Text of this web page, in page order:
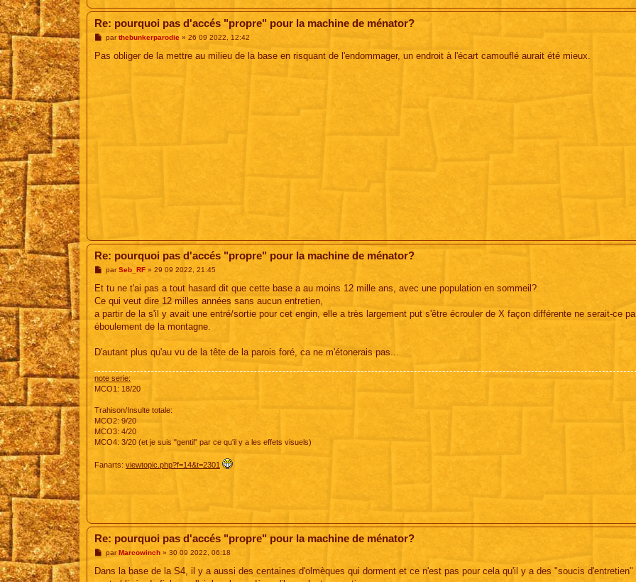
Re: pourquoi pas d'accés "propre" pour la machine de ménator?
M
s
parthebunkerparodie» 26 09 2022, 12:42
Pas obliger de la mettre au milieu de la base en risquant de l'endommager, un endroit à l'écart camouflé aurait été mieux.
Re: pourquoi pas d'accés "propre" pour la machine de ménator?
M
s
a
g
e
parSeb_RF» 29 09 2022, 21:45
Et tu ne t'ai pas a tout hasard dit que cette base a au moins 12 mille ans, avec une population en sommeil?
Ce qui veut dire 12 milles années sans aucun entretien,
a partir de la s'il y avait une entré/sortie pour cet engin, elle a très largement put s'être écrouler de X façon différente ne serait-ce
éboulement de la montagne.
D'autant plus qu'au vu de la tête de la parois foré, ca ne m'étonerais pas...
note serie:
MCO1: 18/20
Trahison/Insulte totale:
MCO2: 9/20
MCO3: 4/20
MCO4: 3/20 (et je suis "gentil" par ce qu'il y a les effets visuels)
Fanarts: viewtopic.php?f=14&t=2301
Re: pourquoi pas d'accés "propre" pour la machine de ménator?
M
s
parMarcowinch» 30 09 2022, 06:18
Dans la base de la S4, il y a aussi des centaines d'olmèques qui dorment et ce n'est pas pour cela qu'il y a des "soucis d'entretien"